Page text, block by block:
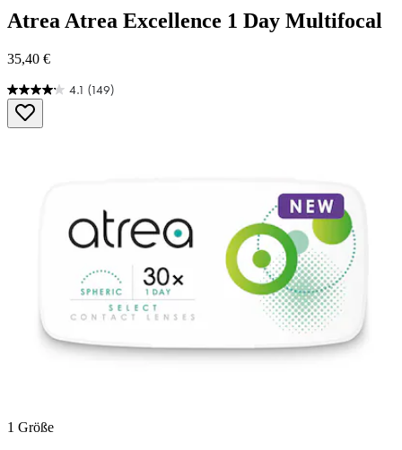
Atrea Atrea Excellence 1 Day Multifocal
35,40 €
4.1 (149)
4.1
von
5
1 Größe